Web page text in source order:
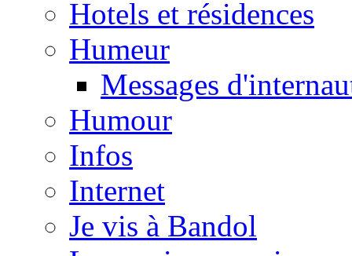
Hotels et résidences
Humeur
Messages
Humour
Infos
Internet
Je vis à Bandol